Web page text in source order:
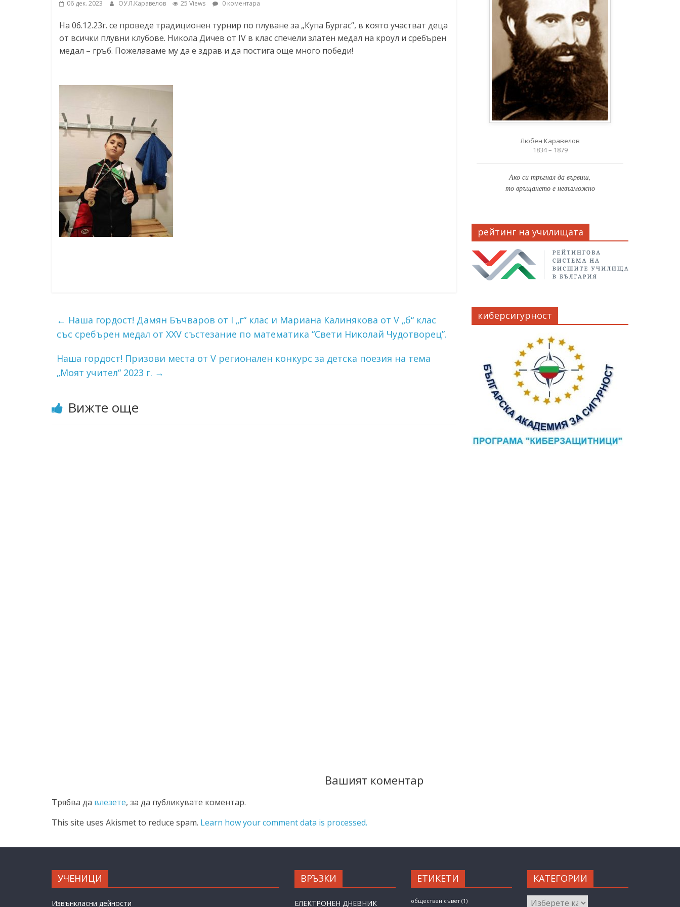
ресурси (ЦРЧР)
06 дек. 2023 ОУ Л.Каравелов 25 Views 0 коментара
На 06.12.23г. се проведе традиционен турнир по плуване за „Купа Бургас“, в която участват деца
от всички плувни клубове. Никола Дичев от IV в клас спечели златен медал на кроул и сребърен
медал – гръб. Пожелаваме му да е здрав и да постига още много победи!
← Наша гордост! Дамян Бъчваров от I „г“ клас и Мариана Калинякова от V „б“ клас
със сребърен медал от XXV състезание по математика “Свети Николай Чудотворец”.
Наша гордост! Призови места от V регионален конкурс за детска поезия на тема
„Моят учител“ 2023 г. →
Вижте още
Вашият коментар
Трябва да влезете, за да публикувате коментар.
This site uses Akismet to reduce spam. Learn how your comment data is processed.
Любен Каравелов
1834 – 1879
Ако си тръгнал да вървиш,
то връщането е невъзможно
рейтинг на училищата
киберсигурност
УЧЕНИЦИ
Извънкласни дейности
ВРЪЗКИ
ЕЛЕКТРОНЕН ДНЕВНИК
ЕТИКЕТИ
обществен съвет(1)
КАТЕГОРИИ
КАТЕГОРИИ